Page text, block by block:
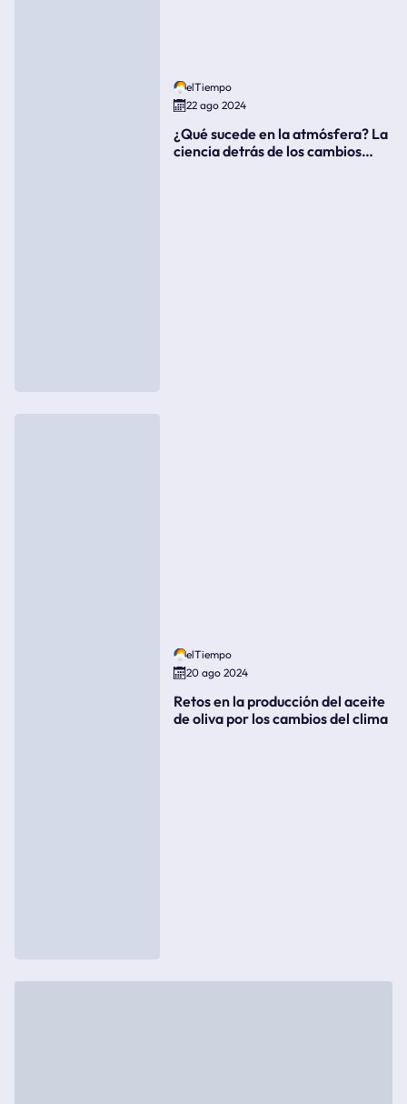
elTiempo
22 ago 2024
¿Qué sucede en la atmósfera? La
ciencia detrás de los cambios
elTiempo
20 ago 2024
Retos en la producción del aceite
de oliva por los cambios del clima